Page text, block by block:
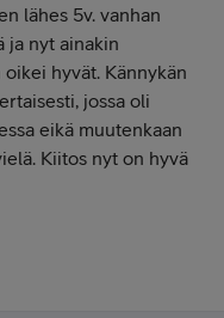
lähes 5v. vanhan
ja nyt ainakin
hyvät. Kännykän
jossa oli
eikä muutenkaan
Kiitos nyt on hyvä